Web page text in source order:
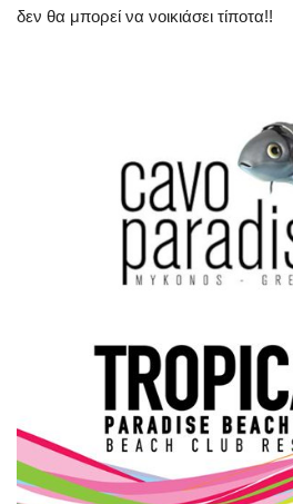
Science & Tech
Aegean Islands
Σεβασμιώτατος Δωρόθεος Β’
Cost Of Living Crisis
δεν θα μπορεί να νοικιάσει τίποτα!!